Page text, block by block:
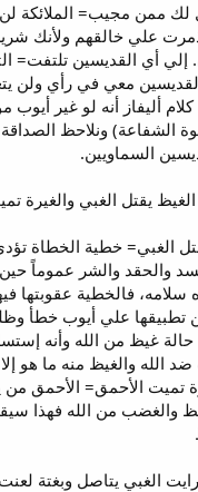
لك ممن مجيب= الملائكة
علي خالقهم ولأنك
إلي أي القديسين تلتفت=
معي في رأي ولن
أليفاز أنه لو غير أيوب
الشفاعة) ونلاحظ الصداقة
السماويين.
الغبي= خطية الخطاة
والحقد والشر عموماً
سلامه، فالخطية عقوبتها
علي أيوب خطأ
حالة غيظ من الله وأنه
الله والغيظ منه ما هو
تميت الأحمق= الأحمق
والغضب من الله فهذا